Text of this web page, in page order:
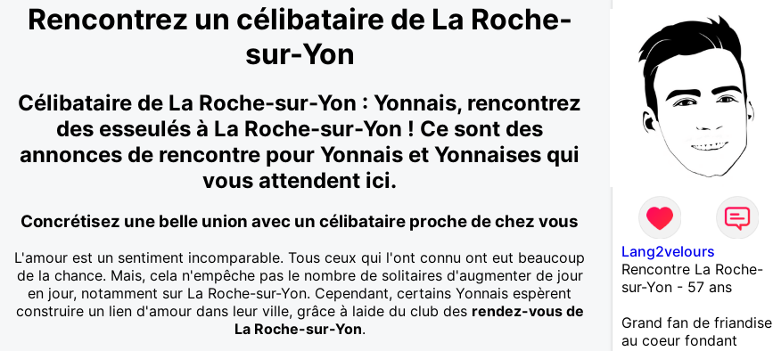
Rencontrez un célibataire de La Roche-
sur-Yon
Célibataire de La Roche-sur-Yon : Yonnais, rencontrez
des esseulés à La Roche-sur-Yon ! Ce sont des
annonces de rencontre pour Yonnais et Yonnaises qui
vous attendent ici.
Concrétisez une belle union avec un célibataire proche de chez vous
L'amour est un sentiment incomparable. Tous ceux qui l'ont connu ont eut beaucoup
de la chance. Mais, cela n'empêche pas le nombre de solitaires d'augmenter de jour
en jour, notamment sur La Roche-sur-Yon. Cependant, certains Yonnais espèrent
construire un lien d'amour dans leur ville, grâce à laide du club des rendez-vous de
La Roche-sur-Yon.
Lang2velours
Rencontre La Roche-
sur-Yon - 57 ans
Grand fan de friandise
au coeur fondant